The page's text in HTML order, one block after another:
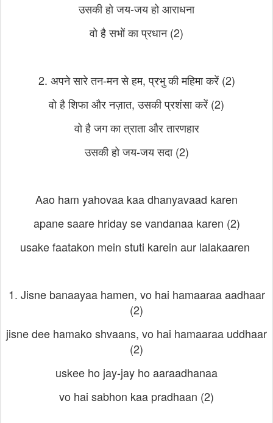
उसकी हो जय-जय हो आराधना
वो है सभों का प्रधान (2)
2. अपने सारे तन-मन से हम, प्रभु की महिमा करें (2)
वो है शिफा और नज़ात, उसकी प्रशंसा करें (2)
वो है जग का त्राता और तारणहार
उसकी हो जय-जय सदा (2)
Aao ham yahovaa kaa dhanyavaad karen
apane saare hriday se vandanaa karen (2)
usake faatakon mein stuti karein aur lalakaaren
1. Jisne banaayaa hamen, vo hai hamaaraa aadhaar
(2)
jisne dee hamako shvaans, vo hai hamaaraa uddhaar
(2)
uskee ho jay-jay ho aaraadhanaa
vo hai sabhon kaa pradhaan (2)